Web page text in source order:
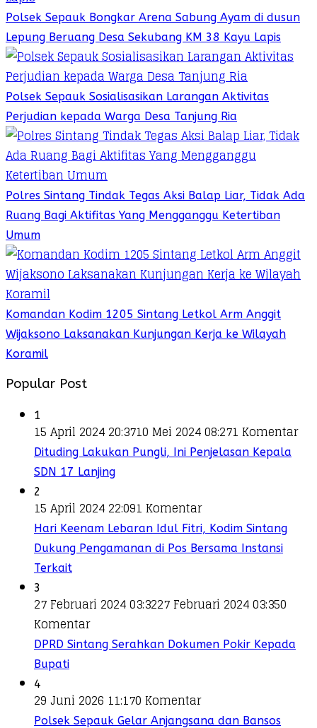
Polsek Sepauk Bongkar Arena Sabung Ayam di dusun
Lepung Beruang Desa Sekubang KM 38 Kayu Lapis
Polsek Sepauk Sosialisasikan Larangan Aktivitas
Perjudian kepada Warga Desa Tanjung Ria
Polres Sintang Tindak Tegas Aksi Balap Liar, Tidak Ada
Ruang Bagi Aktifitas Yang Mengganggu Ketertiban
Umum
Komandan Kodim 1205 Sintang Letkol Arm Anggit
Wijaksono Laksanakan Kunjungan Kerja ke Wilayah
Koramil
Popular Post
1
15 April 2024 20:3710 Mei 2024 08:271 Komentar
Dituding Lakukan Pungli, Ini Penjelasan Kepala
SDN 17 Lanjing
2
15 April 2024 22:091 Komentar
Hari Keenam Lebaran Idul Fitri, Kodim Sintang
Dukung Pengamanan di Pos Bersama Instansi
Terkait
3
27 Februari 2024 03:3227 Februari 2024 03:350
Komentar
DPRD Sintang Serahkan Dokumen Pokir Kepada
Bupati
4
29 Juni 2026 11:170 Komentar
Polsek Sepauk Gelar Anjangsana dan Bansos